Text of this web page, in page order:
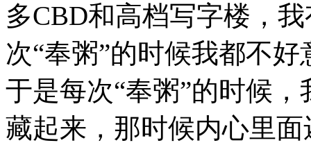
多CBD和高档写字楼，
次“奉粥”的时候我都不
于是每次“奉粥”的时候
藏起来，那时候内心里